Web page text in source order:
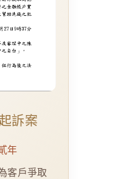
訴案
年
客戶爭取